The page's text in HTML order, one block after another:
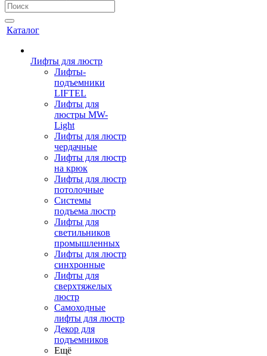
Каталог
Лифты для люстр
Лифты-
подъемники
LIFTEL
Лифты для
люстры MW-
Light
Лифты для люстр
чердачные
Лифты для люстр
на крюк
Лифты для люстр
потолочные
Системы
подъема люстр
Лифты для
светильников
промышленных
Лифты для люстр
синхронные
Лифты для
сверхтяжелых
люстр
Самоходные
лифты для люстр
Декор для
подъемников
Ещё